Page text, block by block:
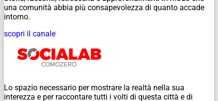
una comunità abbia più consapevolezza di quanto accade
intorno.
scopri il canale
Lo spazio necessario per mostrare la realtà nella sua
interezza e per raccontare tutti i volti di questa città e di